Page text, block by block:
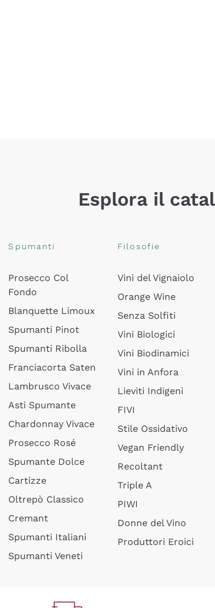
Esplora il
Spumanti
Prosecco Col
Fondo
Blanquette Limoux
Spumanti Pinot
Spumanti Ribolla
Franciacorta Saten
Lambrusco Vivace
Asti Spumante
Chardonnay Vivace
Prosecco Rosé
Spumante Dolce
Cartizze
Oltrepò Classico
Cremant
Spumanti Italiani
Spumanti Veneti
Filosofie
Vini del Vignaiolo
Orange Wine
Senza Solfiti
Vini Biologici
Vini Biodinamici
Vini in Anfora
Lieviti Indigeni
FIVI
Stile Ossidativo
Vegan Friendly
Recoltant
Triple A
PIWI
Donne del Vino
Produttori Eroici